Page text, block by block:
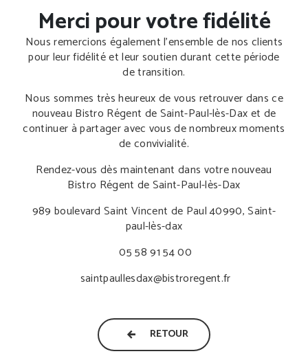
Merci pour votre fidélité
Nous remercions également l’ensemble de nos clients
pour leur fidélité et leur soutien durant cette période
de transition.
Nous sommes très heureux de vous retrouver dans ce
nouveau Bistro Régent de Saint-Paul-lès-Dax et de
continuer à partager avec vous de nombreux moments
de convivialité.
Rendez-vous dès maintenant dans votre nouveau
Bistro Régent de Saint-Paul-lès-Dax
989 boulevard Saint Vincent de Paul 40990, Saint-
paul-lès-dax
05 58 91 54 00
saintpaullesdax@bistroregent.fr
RETOUR